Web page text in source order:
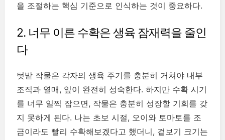
을 조절하는 핵심 기준으로 인식하는 것이 중요하다.
2. 너무 이른 수확은 생육 잠재력을 줄인
다
텃밭 작물은 각자의 생육 주기를 충분히 거쳐야 내부
조직과 열매, 잎이 완전히 성숙한다. 하지만 수확 시기
를 너무 일찍 잡으면, 작물은 충분히 성장할 기회를 갖
지 못하게 된다. 나는 초보 시절, 오이와 토마토를 조
금이라도 빨리 수확해보겠다고 했더니, 겉보기 크기는